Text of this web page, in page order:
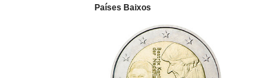
Países Baixos